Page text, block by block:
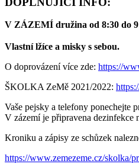
V ZÁZEMÍ družina od 8:30 do
Vlastní lžíce a misky s sebou.
O doprovázení více zde: https://
ŠKOLKA ZeMě 2021/2022:
Vaše pejsky a telefony ponechejte
V zázemí je připravena dezinfekce
Kroniku a zápisy ze schůzek
https://www.zemezeme.cz/skolka/